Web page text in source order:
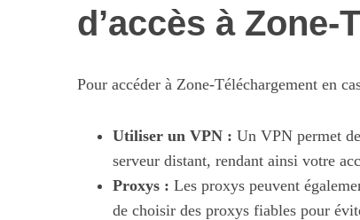
d’accès à
Pour accéder à Zone-Téléchargement en
Utiliser un VPN : Un VPN permet
serveur distant, rendant ainsi votre
Proxys : Les proxys peuvent
de choisir des proxys fiables pour